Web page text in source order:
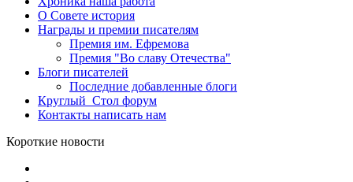
О Совете история
Награды и премии писателям
Премия им. Ефремова
Премия "Во славу Отечества"
Блоги писателей
Последние добавленные блоги
Круглый_Стол форум
Контакты написать нам
Короткие новости